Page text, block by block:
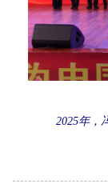
2025年，